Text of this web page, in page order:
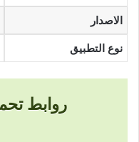
الاصدار
نوع التطبيق